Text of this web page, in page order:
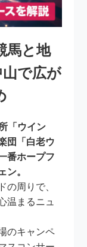
馬と地
で広が
「ウイン
団「白老ウ
番ホープフ
ン。
の周りで、
温まるニュ
のキャンペ